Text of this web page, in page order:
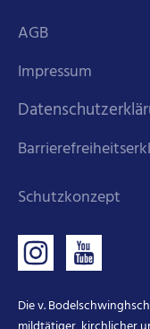
AGB
Impressum
Schutzkonzept
Die v.